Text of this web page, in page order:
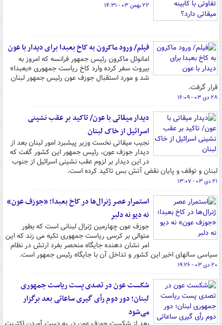
۲۲ بهمن ۰۳ - ۱۴:۳۱
فیلم/ ورود ماکرون به کاخ بعبدا برای دیدار با عون
امانوئل ماکرون رئیس جمهور فرانسه که امروز به
بیروت سفر کرده وارد کاخ ریاست جمهوری «بعبدا»
شد و مورد استقبال جوزف عون رئیس جمهور لبنان
قرار گرفت.
۲۸ دی ۰۳ - ۱۶:۰۹
دیدار میقاتی با عون/ تاکید بر عقب نشینی
اسرائیل از خاک لبنان
نجیب میقاتی نخست وزیر پیشبرد امور لبنان بعد از
دیدار جوزف عون، رئیس جمهور این کشور گفت که
در این دیدار بر لزوم عقب نشینی اسرائیل از جنوب
لبنان و توقف و پایان نقض آتش بس تاکید کرده است.
۲۱ دی ۰۳ - ۱۳:۰۷
استمرار عصر ژنرال‌ها در کاخ بعبدا؛ «جوزف عون»
نه دیو نه دلبر
جوزف عون چهارمین ژنرال لبنانی است که بطور
متوالی بر کرسی ریاست جمهوری تکیه می زند که این
امر نشان دهنده جایگاه منحصر بفرد ارتش در نظام
سیاسی سالهای اخیر این کشور و تداخل آن با جایگاه رئیس جمهور است.
۲۰ دی ۰۳ - ۱۹:۲۶
شکست عون در تصدی پست ریاست جمهوری
لبنان؛ دور دوم رأی گیری ساعاتی بعد برگزار
می‌شود